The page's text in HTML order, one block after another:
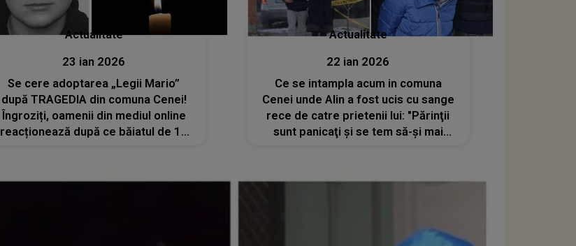
Actualitate
23 ian 2026
Se cere adoptarea „Legii Mario”
după TRAGEDIA din comuna Cenei!
Îngroziți, oamenii din mediul online
reacționează după ce băiatul de 13
Actualitate
22 ian 2026
Ce se intampla acum in comuna
Cenei unde Alin a fost ucis cu sange
rece de catre prietenii lui: "Părinţii
sunt panicaţi şi se tem să-şi mai